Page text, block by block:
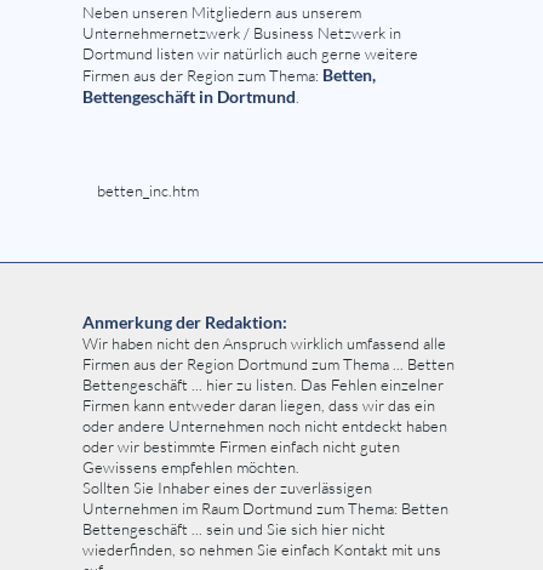
Neben unseren Mitgliedern aus unserem
Unternehmernetzwerk / Business Netzwerk in
Dortmund listen wir natürlich auch gerne weitere
Firmen aus der Region zum Thema: Betten,
Bettengeschäft in Dortmund
betten_inc.htm
Anmerkung der Redaktion:
Wir haben nicht den Anspruch wirklich umfassend alle
Firmen aus der Region Dortmund zum Thema ... Betten
Bettengeschäft ... hier zu listen. Das Fehlen einzelner
Firmen kann entweder daran liegen, dass wir das ein
oder andere Unternehmen noch nicht entdeckt haben
oder wir bestimmte Firmen einfach nicht guten
Gewissens empfehlen möchten.
Sollten Sie Inhaber eines der zuverlässigen
Unternehmen im Raum Dortmund zum Thema: Betten
Bettengeschäft ... sein und Sie sich hier nicht
wiederfinden, so nehmen Sie einfach Kontakt mit uns